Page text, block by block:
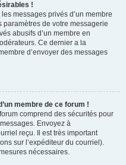
!
messages privés d’un membre
de votre messagerie
abusifs d’un membre en
Ce dernier a la
d’envoyer des messages
membre de ce forum !
comprend des sécurités pour
Envoyez à
reçu. Il est très important
sur l’expéditeur du courriel).
nécessaires.